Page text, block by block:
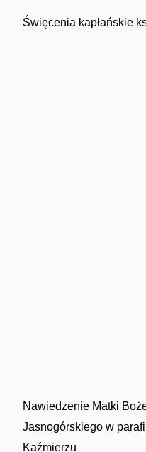
Święcenia kapłańskie
Nawiedzenie Matki
Jasnogórskiego w
Kaźmierzu